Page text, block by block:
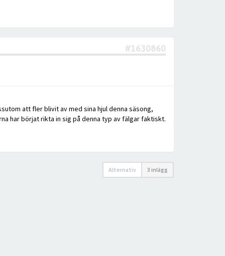
#1630860
att fler blivit av med sina hjul denna säsong,
har börjat rikta in sig på denna typ av fälgar faktiskt.
Alternativ 3 inlägg